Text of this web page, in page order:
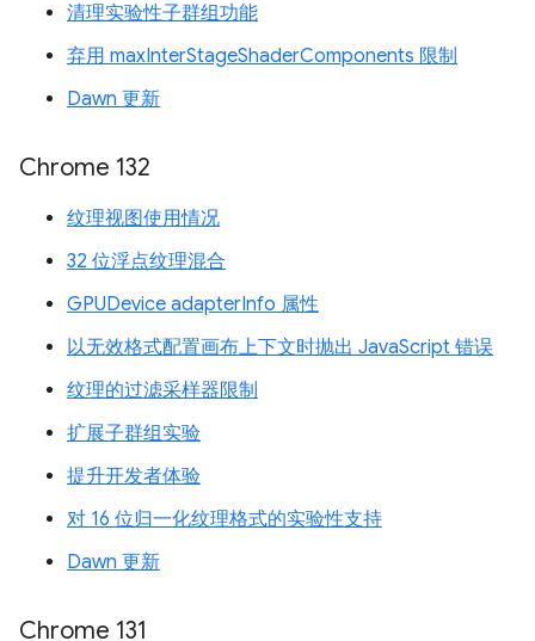
清理实验性子群组功能
弃用 maxInterStageShaderComponents 限制
Dawn 更新
Chrome 132
纹理视图使用情况
32 位浮点纹理混合
GPUDevice adapterInfo 属性
以无效格式配置画布上下文时抛出 JavaScript 错误
纹理的过滤采样器限制
扩展子群组实验
提升开发者体验
对 16 位归一化纹理格式的实验性支持
Dawn 更新
Chrome 131